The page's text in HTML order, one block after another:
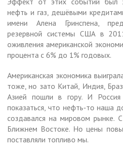
нефть и газ, дешёвыми
имени Алена Гринспена,
резервной системы США в
оживления американской
процента с 6% до 1% годовых.
Американская экономика
тоже, но зато Китай, Индия,
Азией пошли в гору. И
показаться, что нефть-то наша
создавался на мировом рынке.
Ближнем Востоке. Но цены
поставляли топливо мы.